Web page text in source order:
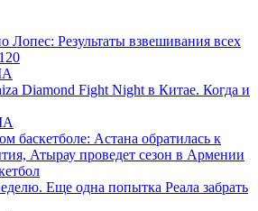
Результаты взвешивания всех
Diamond Fight Night в Китае. Когда и
баскетболе: Астана обратилась к
Атырау проведет сезон в Армении
Еще одна попытка Реала забрать